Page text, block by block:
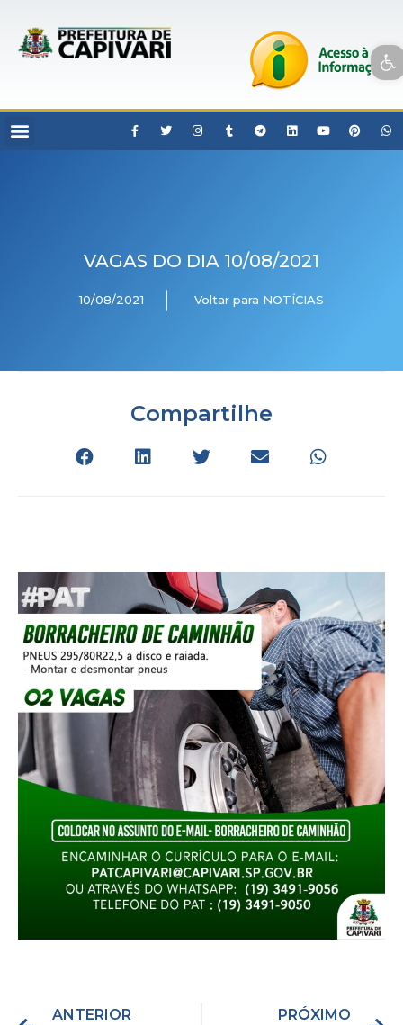
Open toolbar
VAGAS DO DIA 10/08/2021
10/08/2021 Voltar para NOTÍCIAS
Compartilhe
ANTERIOR
PRÓXIMO